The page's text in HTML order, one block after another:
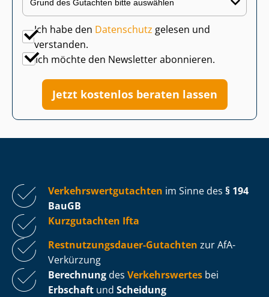
Ich habe den Datenschutz gelesen und
verstanden.
Ich möchte den Newsletter abonnieren.
Jetzt kostenlos beraten lassen
Ver­kehrs­wert­gut­ach­ten im Sinne des § 194
BauGB
Kurzgutachten Ifta
Rest­nut­zungs­dau­er-Gutachten zur AfA-
Verkürzung
Berechnung des Verkehrswertes bei
Erbschaft und Scheidung